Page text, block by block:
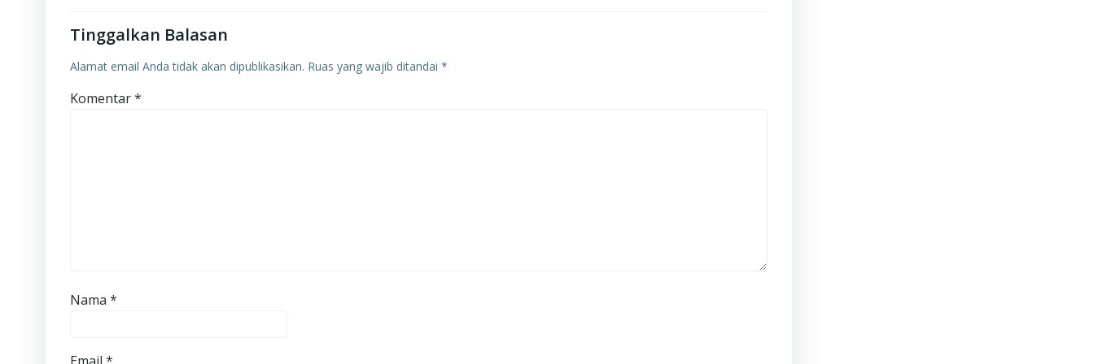
Tinggalkan Balasan
Alamat email Anda tidak akan dipublikasikan. Ruas yang wajib ditandai *
Komentar*
Nama *